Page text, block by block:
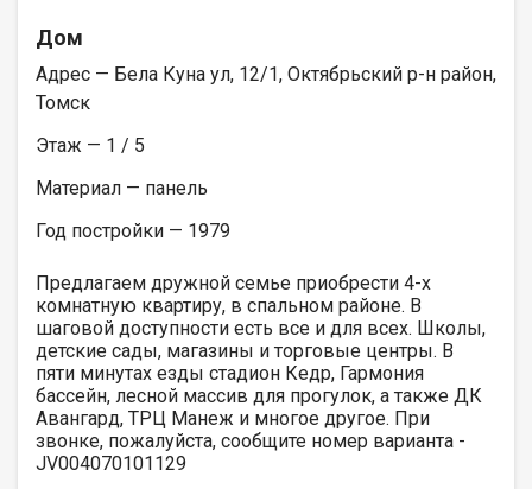
Дом
Адрес — Бела Куна ул, 12/1, Октябрьский р-н район,
Томск
Этаж — 1 / 5
Материал — панель
Год постройки — 1979
Предлагаем дружной семье приобрести 4-х
комнатную квартиру, в спальном районе. В
шаговой доступности есть все и для всех. Школы,
детские сады, магазины и торговые центры. В
пяти минутах езды стадион Кедр, Гармония
бассейн, лесной массив для прогулок, а также ДК
Авангард, ТРЦ Манеж и многое другое. При
звонке, пожалуйста, сообщите номер варианта -
JV004070101129